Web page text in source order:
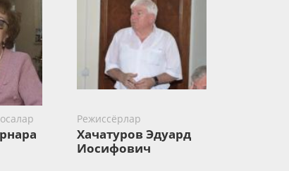
Режиссёрлар
Хачатуров Эдуард
Иосифович